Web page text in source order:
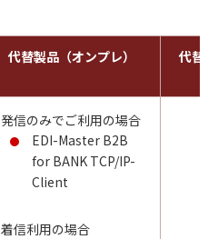
代替製品（オンプレ）
代替
発信のみでご利用の場合
EDI-Master B2B
for BANK TCP/IP-
Client
着信利用の場合